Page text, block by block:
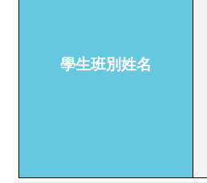
學生班別姓名